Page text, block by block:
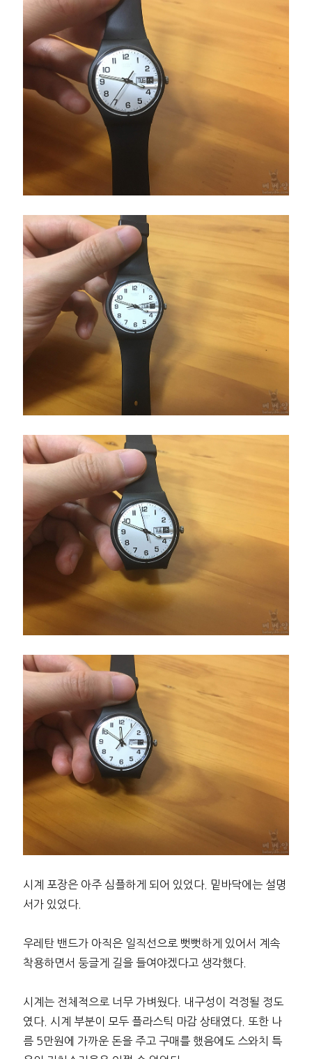
시계 포장은 아주 심플하게 되어 있었다. 밑바닥에는 설명
서가 있었다.
우레탄 밴드가 아직은 일직선으로 뻣뻣하게 있어서 계속
착용하면서 둥글게 길을 들여야겠다고 생각했다.
시계는 전체적으로 너무 가벼웠다. 내구성이 걱정될 정도
였다. 시계 부분이 모두 플라스틱 마감 상태였다. 또한 나
름 5만원에 가까운 돈을 주고 구매를 했음에도 스와치 특